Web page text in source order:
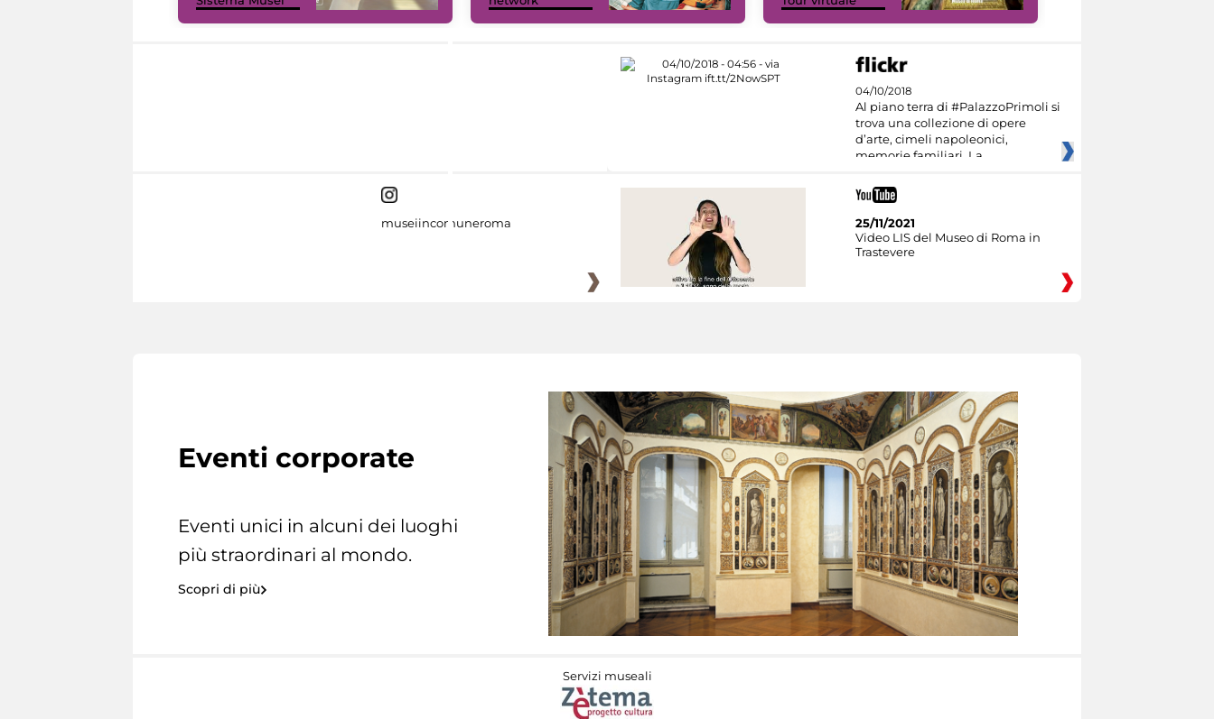
04/10/2018
Al piano terra di #PalazzoPrimoli si
trova una collezione di opere
d’arte, cimeli napoleonici,
memorie familiari. La
museiincomuneroma
25/11/2021
Video LIS del Museo di Roma in
Trastevere
Eventi corporate
Eventi unici in alcuni dei luoghi
più straordinari al mondo.
Scopri di più
Servizi museali